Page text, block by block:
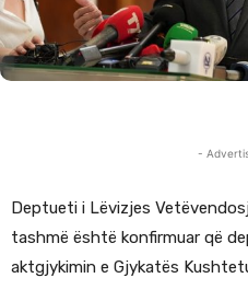
-
Deptueti i Lëvizjes
tashmë është konfirmuar që
aktgjykimin e Gjykatës